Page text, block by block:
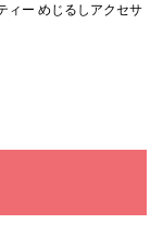
ィー めじるしアクセサ